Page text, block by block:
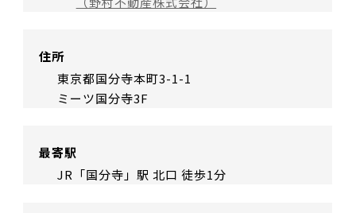
住所
東京都国分寺本町3-1-1
ミーツ国分寺3F
最寄駅
JR「国分寺」駅 北口 徒歩1分